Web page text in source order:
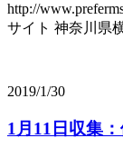
http://
サイト 神奈川県
2019/1/30
1月11日収集